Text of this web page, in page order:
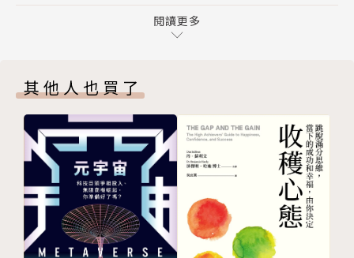
當情況陷入僵局、問題似乎不可解時，「最佳結果
法學院的談判學程接受訓練，二十多年來輔導《財富》
500強企業（Fortune 500）和高成長公司的執行長與
高階主管團隊，曾經協助中東領袖推動草根運動、執行
美國政府贊助的恐怖主義研究，並於哥倫比亞大學開設
廣受歡迎的課程。本書依據她的專業經驗，介紹8項證
實有效的開創性練習，協助各界人士打破循環、擺脫衝
突。
練習5 想像理想中的未來
練習6 設計「打破模式的路徑」（PBP）
練習8 選出最佳結果
附錄1 價值觀清單
附錄2 如何在團隊與組織中應用相關練習
謝辭
延伸練習工具
閱讀更多
其他人也買了